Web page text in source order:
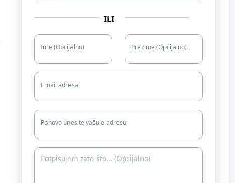
ILI
Ime (Opcijalno) Prezime (Opcijalno)
Email adresa
Ponovo unesite vašu e-adresu